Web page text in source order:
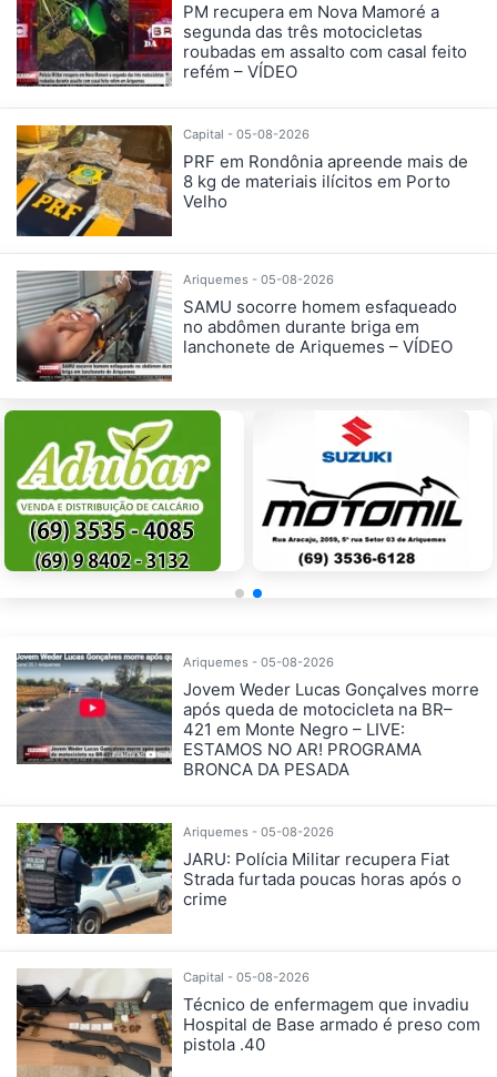
PM recupera em Nova Mamoré a
segunda das três motocicletas
roubadas em assalto com casal feito
refém – VÍDEO
Capital - 05-08-2026
PRF em Rondônia apreende mais de
8 kg de materiais ilícitos em Porto
Velho
Ariquemes - 05-08-2026
SAMU socorre homem esfaqueado
no abdômen durante briga em
lanchonete de Ariquemes – VÍDEO
Ariquemes - 05-08-2026
Jovem Weder Lucas Gonçalves morre
após queda de motocicleta na BR–
421 em Monte Negro – LIVE:
ESTAMOS NO AR! PROGRAMA
BRONCA DA PESADA
Ariquemes - 05-08-2026
JARU: Polícia Militar recupera Fiat
Strada furtada poucas horas após o
crime
Capital - 05-08-2026
Técnico de enfermagem que invadiu
Hospital de Base armado é preso com
pistola .40